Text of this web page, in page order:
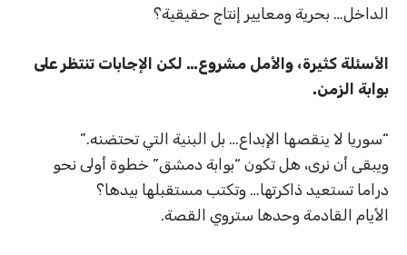
الداخل… بحرية ومعايير إنتاج حقيقية؟
الأسئلة كثيرة، والأمل مشروع… لكن الإجابات تنتظر على
بوابة الزمن.
“سوريا لا ينقصها الإبداع… بل البنية التي تحتضنه.”
ويبقى أن نرى، هل تكون “بوابة دمشق” خطوة أولى نحو
دراما تستعيد ذاكرتها… وتكتب مستقبلها بيدها؟
الأيام القادمة وحدها ستروي القصة.